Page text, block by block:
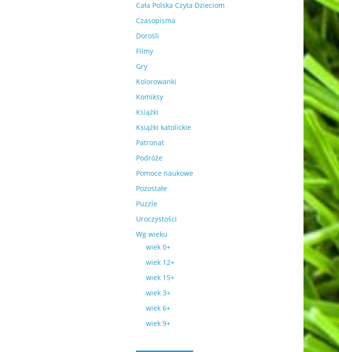
Cała Polska Czyta Dzieciom
Czasopisma
Dorośli
Filmy
Gry
Kolorowanki
Komiksy
Książki
Książki katolickie
Patronat
Podróże
Pomoce naukowe
Pozostałe
Puzzle
Uroczystości
Wg wieku
wiek 0+
wiek 12+
wiek 15+
wiek 3+
wiek 6+
wiek 9+